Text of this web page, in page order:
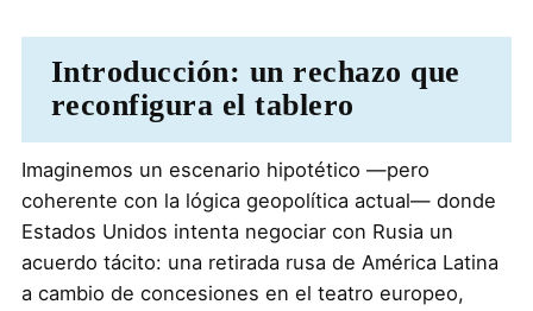
Introducción: un rechazo que
reconfigura el tablero
Imaginemos un escenario hipotético —pero
coherente con la lógica geopolítica actual— donde
Estados Unidos intenta negociar con Rusia un
acuerdo tácito: una retirada rusa de América Latina
a cambio de concesiones en el teatro europeo,